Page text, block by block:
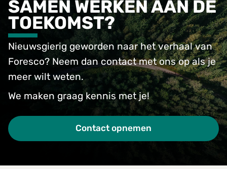
SAMEN WERKEN AAN DE
TOEKOMST?
Nieuwsgierig geworden naar het verhaal van
Foresco? Neem dan contact met ons op als je
meer wilt weten.
We maken graag kennis met je!
Contact opnemen